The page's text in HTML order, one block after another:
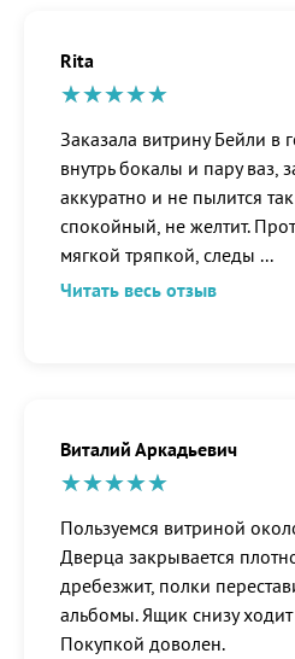
Rita
Заказала витрину Бейли в
внутрь бокалы и пару ваз,
аккуратно и не пылится
спокойный, не желтит.
мягкой тряпкой, следы ...
Читать весь отзыв
Виталий Аркадьевич
Пользуемся витриной
Дверца закрывается
дребезжит, полки
альбомы. Ящик снизу
Покупкой доволен.